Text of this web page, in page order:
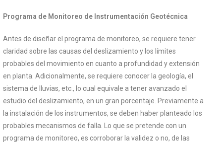
Programa de Monitoreo de Instrumentación Geotécnica
Antes de diseñar el programa de monitoreo, se requiere tener
claridad sobre las causas del deslizamiento y los límites
probables del movimiento en cuanto a profundidad y extensión
en planta. Adicionalmente, se requiere conocer la geología, el
sistema de lluvias, etc., lo cual equivale a tener avanzado el
estudio del deslizamiento, en un gran porcentaje. Previamente a
la instalación de los instrumentos, se deben haber planteado los
probables mecanismos de falla. Lo que se pretende con un
programa de monitoreo, es corroborar la validez o no, de las